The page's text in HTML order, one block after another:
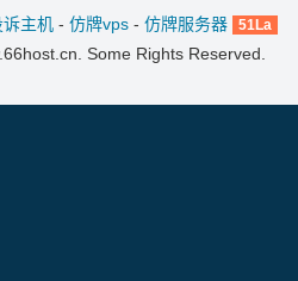
诉主机 - 仿牌vps - 仿牌服务器 51La
Some Rights Reserved.